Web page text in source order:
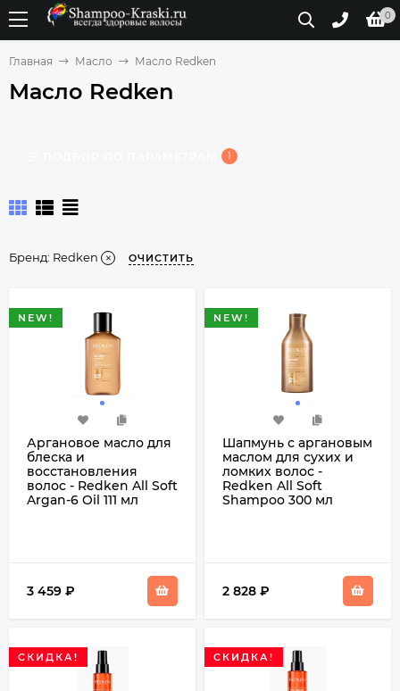
0
Главная Масло Масло Redken
Масло Redken
1
Бренд: Redken ОЧИСТИТЬ
NEW!
Аргановое масло для
блеска и
восстановления
волос - Redken All Soft
Argan-6 Oil 111 мл
3 459 ₽
NEW!
Шапмунь с аргановым
маслом для сухих и
ломких волос -
Redken All Soft
Shampoo 300 мл
2 828 ₽
СКИДКА! СКИДКА!